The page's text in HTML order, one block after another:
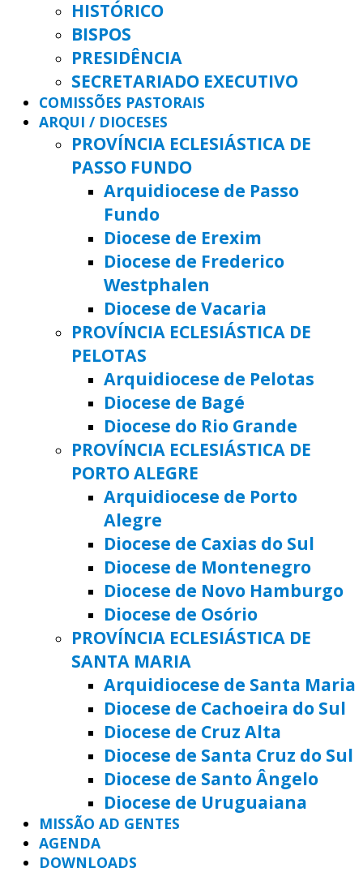
HISTÓRICO
BISPOS
PRESIDÊNCIA
SECRETARIADO EXECUTIVO
COMISSÕES PASTORAIS
ARQUI / DIOCESES
PROVÍNCIA ECLESIÁSTICA DE
PASSO FUNDO
Arquidiocese de Passo
Fundo
Diocese de Erexim
Diocese de Frederico
Westphalen
Diocese de Vacaria
PROVÍNCIA ECLESIÁSTICA DE
PELOTAS
Arquidiocese de Pelotas
Diocese de Bagé
Diocese do Rio Grande
PROVÍNCIA ECLESIÁSTICA DE
PORTO ALEGRE
Arquidiocese de Porto
Alegre
Diocese de Caxias do Sul
Diocese de Montenegro
Diocese de Novo Hamburgo
Diocese de Osório
PROVÍNCIA ECLESIÁSTICA DE
SANTA MARIA
Arquidiocese de Santa Maria
Diocese de Cachoeira do Sul
Diocese de Cruz Alta
Diocese de Santa Cruz do Sul
Diocese de Santo Ângelo
Diocese de Uruguaiana
MISSÃO AD GENTES
AGENDA
DOWNLOADS